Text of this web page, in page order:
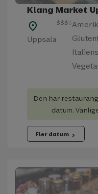
Klang Market
place
Uppsala
$$$ $
Den här
datum.
Fler datum chevron_right